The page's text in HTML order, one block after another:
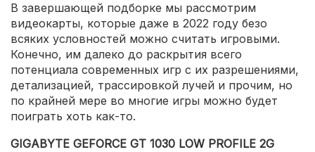
В завершающей подборке мы рассмотрим
видеокарты, которые даже в 2022 году безо
всяких условностей можно считать игровыми.
Конечно, им далеко до раскрытия всего
потенциала современных игр с их разрешениями,
детализацией, трассировкой лучей и прочим, но
по крайней мере во многие игры можно будет
поиграть хоть как-то.
GIGABYTE GEFORCE GT 1030 LOW PROFILE 2G